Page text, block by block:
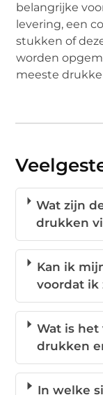
belangrijke
levering, een
stukken of
worden
meeste
Wat zijn
drukken
Kan ik
voordat ik
Wat is het
drukken
In welke